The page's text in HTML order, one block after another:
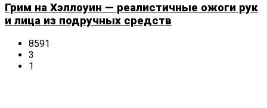
Грим на Хэллоуин — реалистичные ожоги рук
и лица из подручных средств
8591
3
1